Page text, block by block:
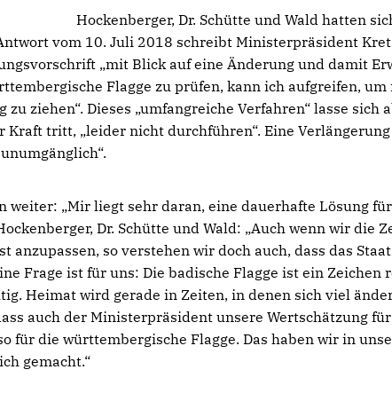
Hockenberger, Dr. Schütte und Wald hatten
vom 10. Juli 2018 schreibt Ministerpräsident
„mit Blick auf eine Änderung und damit
Flagge zu prüfen, kann ich aufgreifen, um
ziehen“. Dieses „umfangreiche Verfahren“ lasse sich
tritt, „leider nicht durchführen“. Eine
weiter: „Mir liegt sehr daran, eine dauerhafte Lösung
Dr. Schütte und Wald: „Auch wenn wir die
anzupassen, so verstehen wir doch auch, dass das
Frage ist für uns: Die badische Flagge ist ein Zeichen
Heimat wird gerade in Zeiten, in denen sich viel
auch der Ministerpräsident unsere Wertschätzung
für die württembergische Flagge. Das haben wir in
gemacht.“